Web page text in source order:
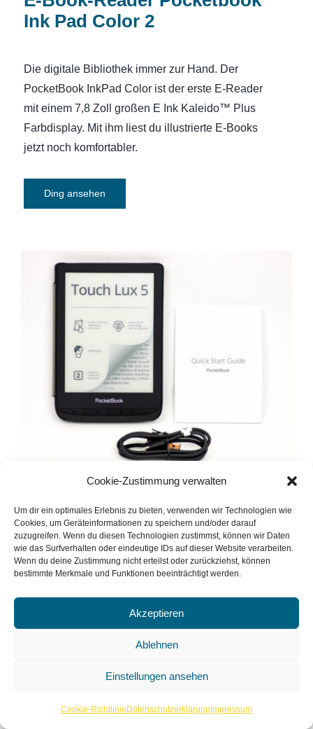
Cookie-Zustimmung verwalten
Um dir ein optimales Erlebnis zu bieten, verwenden wir Technologien wie
Cookies, um Geräteinformationen zu speichern und/oder darauf
zuzugreifen. Wenn du diesen Technologien zustimmst, können wir Daten
wie das Surfverhalten oder eindeutige IDs auf dieser Website verarbeiten.
Wenn du deine Zustimmung nicht erteilst oder zurückziehst, können
bestimmte Merkmale und Funktionen beeinträchtigt werden.
Akzeptieren
Ablehnen
Einstellungen ansehen
Cookie-Richtlinie Datenschutzerklärung Impressum
Ink Pad Color 2
Die digitale Bibliothek immer zur Hand. Der
PocketBook InkPad Color ist der erste E-Reader
mit einem 7,8 Zoll großen E Ink Kaleido™ Plus
Farbdisplay. Mit ihm liest du illustrierte E-Books
jetzt noch komfortabler.
Ding ansehen
E-Book-Reader Pocketbook Touch Lux 5
E-Book-Reader Pocketbook
Touch Lux 5
Die digitale Bibliothek immer zur Hand.